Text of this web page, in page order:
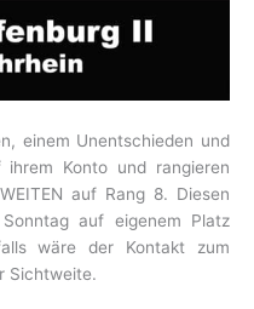
einem Unentschieden und
Konto und rangieren
auf Rang 8. Diesen
auf eigenem Platz
wäre der Kontakt zum
Sichtweite.